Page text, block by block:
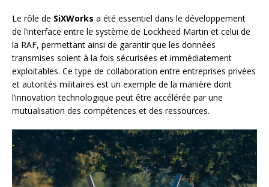
Le rôle de SiXWorks a été essentiel dans le développement
de l’interface entre le système de Lockheed Martin et celui de
la RAF, permettant ainsi de garantir que les données
transmises soient à la fois sécurisées et immédiatement
exploitables. Ce type de collaboration entre entreprises privées
et autorités militaires est un exemple de la manière dont
l’innovation technologique peut être accélérée par une
mutualisation des compétences et des ressources.